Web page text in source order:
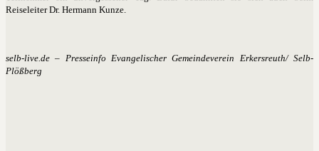
Reiseleiter Dr. Hermann Kunze.
selb-live.de – Presseinfo Evangelischer Gemeindeverein Erkersreuth/ Selb-
Plößberg